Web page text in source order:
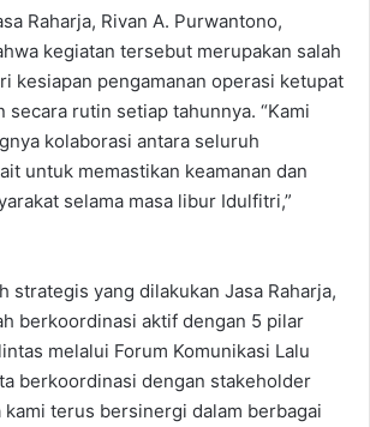
Raharja, Rivan A. Purwantono,
kegiatan tersebut merupakan salah
kesiapan pengamanan operasi ketupat
secara rutin setiap tahunnya. “Kami
kolaborasi antara seluruh
untuk memastikan keamanan dan
selama masa libur Idulfitri,”
strategis yang dilakukan Jasa Raharja,
berkoordinasi aktif dengan 5 pilar
melalui Forum Komunikasi Lalu
berkoordinasi dengan stakeholder
kami terus bersinergi dalam berbagai